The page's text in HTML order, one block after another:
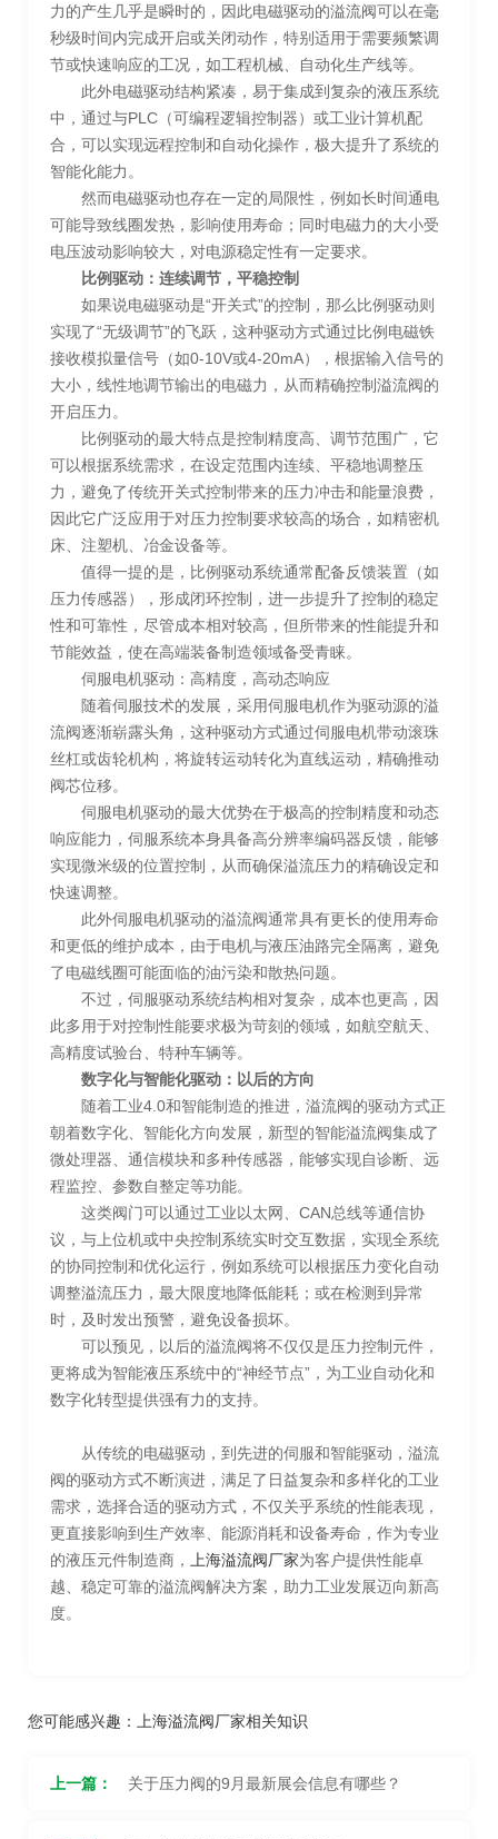
力的产生几乎是瞬时的，因此电磁驱动的溢流阀可以在毫
秒级时间内完成开启或关闭动作，特别适用于需要频繁调
节或快速响应的工况，如工程机械、自动化生产线等。
此外电磁驱动结构紧凑，易于集成到复杂的液压系统
中，通过与PLC（可编程逻辑控制器）或工业计算机配
合，可以实现远程控制和自动化操作，极大提升了系统的
智能化能力。
然而电磁驱动也存在一定的局限性，例如长时间通电
可能导致线圈发热，影响使用寿命；同时电磁力的大小受
电压波动影响较大，对电源稳定性有一定要求。
比例驱动：连续调节，平稳控制
如果说电磁驱动是“开关式”的控制，那么比例驱动则
实现了“无级调节”的飞跃，这种驱动方式通过比例电磁铁
接收模拟量信号（如0-10V或4-20mA），根据输入信号的
大小，线性地调节输出的电磁力，从而精确控制溢流阀的
开启压力。
比例驱动的最大特点是控制精度高、调节范围广，它
可以根据系统需求，在设定范围内连续、平稳地调整压
力，避免了传统开关式控制带来的压力冲击和能量浪费，
因此它广泛应用于对压力控制要求较高的场合，如精密机
床、注塑机、冶金设备等。
值得一提的是，比例驱动系统通常配备反馈装置（如
压力传感器），形成闭环控制，进一步提升了控制的稳定
性和可靠性，尽管成本相对较高，但所带来的性能提升和
节能效益，使在高端装备制造领域备受青睐。
伺服电机驱动：高精度，高动态响应
随着伺服技术的发展，采用伺服电机作为驱动源的溢
流阀逐渐崭露头角，这种驱动方式通过伺服电机带动滚珠
丝杠或齿轮机构，将旋转运动转化为直线运动，精确推动
阀芯位移。
伺服电机驱动的最大优势在于极高的控制精度和动态
响应能力，伺服系统本身具备高分辨率编码器反馈，能够
实现微米级的位置控制，从而确保溢流压力的精确设定和
快速调整。
此外伺服电机驱动的溢流阀通常具有更长的使用寿命
和更低的维护成本，由于电机与液压油路完全隔离，避免
了电磁线圈可能面临的油污染和散热问题。
不过，伺服驱动系统结构相对复杂，成本也更高，因
此多用于对控制性能要求极为苛刻的领域，如航空航天、
高精度试验台、特种车辆等。
数字化与智能化驱动：以后的方向
随着工业4.0和智能制造的推进，溢流阀的驱动方式正
朝着数字化、智能化方向发展，新型的智能溢流阀集成了
微处理器、通信模块和多种传感器，能够实现自诊断、远
程监控、参数自整定等功能。
这类阀门可以通过工业以太网、CAN总线等通信协
议，与上位机或中央控制系统实时交互数据，实现全系统
的协同控制和优化运行，例如系统可以根据压力变化自动
调整溢流压力，最大限度地降低能耗；或在检测到异常
时，及时发出预警，避免设备损坏。
可以预见，以后的溢流阀将不仅仅是压力控制元件，
更将成为智能液压系统中的“神经节点”，为工业自动化和
数字化转型提供强有力的支持。
从传统的电磁驱动，到先进的伺服和智能驱动，溢流
阀的驱动方式不断演进，满足了日益复杂和多样化的工业
需求，选择合适的驱动方式，不仅关乎系统的性能表现，
更直接影响到生产效率、能源消耗和设备寿命，作为专业
的液压元件制造商，
上海溢流阀厂家为客户提供性能卓
越、稳定可靠的溢流阀解决方案，助力工业发展迈向新高
度。
您可能感兴趣： 上海溢流阀厂家相关知识
上一篇： 关于压力阀的9月最新展会信息有哪些？